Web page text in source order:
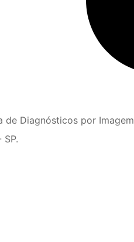
de Diagnósticos por Imagem